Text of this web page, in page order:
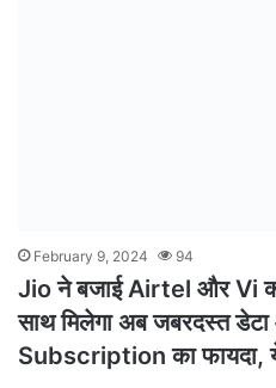
February 9, 2024 94
Jio ने बजाई Airtel और Vi
साथ मिलेगा अब जबरदस्त
Subscription का फायदा,